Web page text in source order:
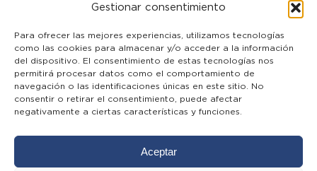
Gestionar consentimiento
Para ofrecer las mejores experiencias, utilizamos tecnologías
como las cookies para almacenar y/o acceder a la información
del dispositivo. El consentimiento de estas tecnologías nos
permitirá procesar datos como el comportamiento de
navegación o las identificaciones únicas en este sitio. No
consentir o retirar el consentimiento, puede afectar
negativamente a ciertas características y funciones.
Aceptar
Quiénes somos
Noticias
Familias Diana
Trabaja con Nosotros